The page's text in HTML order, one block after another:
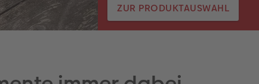
ZUR PRODUKTAUSWAHL